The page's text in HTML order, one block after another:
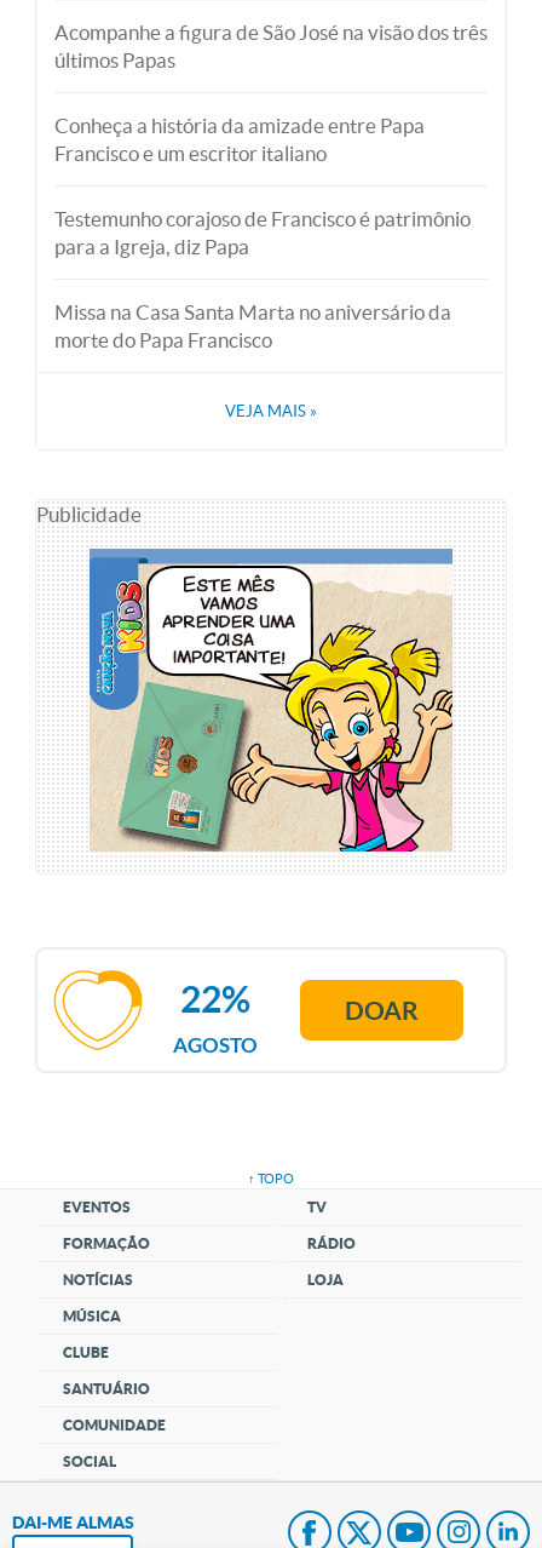
Acompanhe a figura de São José na visão dos três
últimos Papas
Conheça a história da amizade entre Papa
Francisco e um escritor italiano
Testemunho corajoso de Francisco é patrimônio
para a Igreja, diz Papa
Missa na Casa Santa Marta no aniversário da
morte do Papa Francisco
VEJA MAIS »
Publicidade
AGOSTO
22% DOAR
↑ TOPO
EVENTOS
FORMAÇÃO
NOTÍCIAS
MÚSICA
CLUBE
SANTUÁRIO
COMUNIDADE
SOCIAL
TV
RÁDIO
LOJA
DAI-ME ALMAS